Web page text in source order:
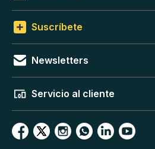
Suscríbete
Newsletters
Servicio al cliente